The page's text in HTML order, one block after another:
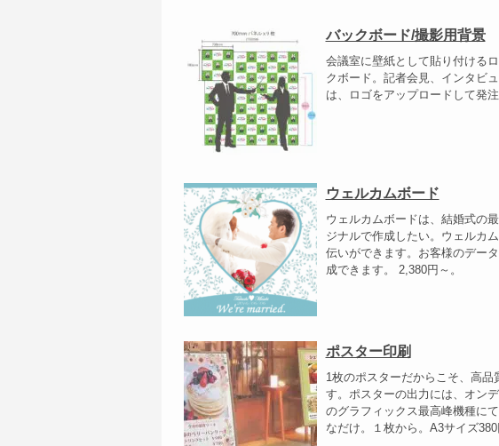
バックボード/撮影用背景
会議室に壁紙として貼り付ける
クボード。記者会見、インタビ
は、ロゴをアップロードして発
ウェルカムボード
ウェルカムボードは、結婚式の
ジナルで作成したい。ウェルカ
伝いができます。お客様のデー
成できます。 2,380円～。
ポスター印刷
1枚のポスターだからこそ、高
す。ポスターの出力には、オン
のグラフィックス最高峰機種に
なだけ。１枚から。A3サイズ380